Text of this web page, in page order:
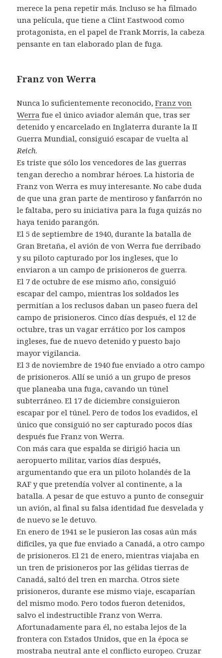
merece la pena repetir más. Incluso se ha filmado
una película, que tiene a Clint Eastwood como
protagonista, en el papel de Frank Morris, la cabeza
pensante en tan elaborado plan de fuga.
Franz von Werra
Nunca lo suficientemente reconocido,Franz von
Werra fue el único aviador alemán que, tras ser
detenido y encarcelado en Inglaterra durante la II
Guerra Mundial, consiguió escapar de vuelta al
Reich.
Es triste que sólo los vencedores de las guerras
tengan derecho a nombrar héroes. La historia de
Franz von Werra es muy interesante. No cabe duda
de que una gran parte de mentiroso y fanfarrón no
le faltaba, pero su iniciativa para la fuga quizás no
haya tenido parangón.
El 5 de septiembre de 1940, durante la batalla de
Gran Bretaña, el avión de von Werra fue derribado
y su piloto capturado por los ingleses, que lo
enviaron a un campo de prisioneros de guerra.
El 7 de octubre de ese mismo año, consiguió
escapar del campo, mientras los soldados les
permitían a los reclusos daban un paseo fuera del
campo de prisioneros. Cinco días después, el 12 de
octubre, tras un vagar errático por los campos
ingleses, fue de nuevo detenido y puesto bajo
mayor vigilancia.
El 3 de noviembre de 1940 fue enviado a otro campo
de prisioneros. Allí se unió a un grupo de presos
que planeaba una fuga, cavando un túnel
subterráneo. El 17 de diciembre consiguieron
escapar por el túnel. Pero de todos los evadidos, el
único que consiguió no ser capturado pocos días
después fue Franz von Werra.
Con más cara que espalda se dirigió hacia un
aeropuerto militar, varios días después,
argumentando que era un piloto holandés de la
RAF y que pretendía volver al continente, a la
batalla. A pesar de que estuvo a punto de conseguir
un avión, al final su falsa identidad fue desvelada y
de nuevo se le detuvo.
En enero de 1941 se le pusieron las cosas aún más
difíciles, ya que fue enviado a Canadá, a otro campo
de prisioneros. El 21 de enero, mientras viajaba en
un tren de prisioneros por las gélidas tierras de
Canadá, saltó del tren en marcha. Otros siete
prisioneros, durante ese mismo viaje, escaparían
del mismo modo. Pero todos fueron detenidos,
salvo el indestructible Franz von Werra.
Afortunadamente para él, no estaba lejos de la
frontera con Estados Unidos, que en la época se
mostraba neutral ante el conflicto europeo. Cruzar